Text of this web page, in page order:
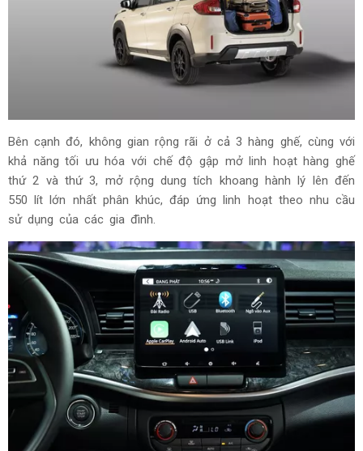
Bên cạnh đó, không gian rộng rãi ở cả 3 hàng ghế, cùng với
khả năng tối ưu hóa với chế độ gập mở linh hoạt hàng ghế
thứ 2 và thứ 3, mở rộng dung tích khoang hành lý lên đến
550 lít lớn nhất phân khúc, đáp ứng linh hoạt theo nhu cầu
sử dụng của các gia đình.